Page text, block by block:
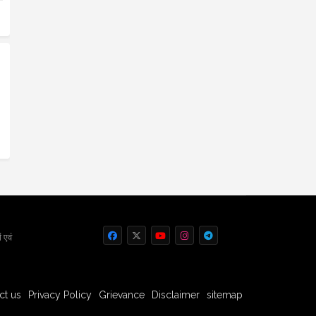
एवं
us Privacy Policy Grievance Disclaimer sitemap